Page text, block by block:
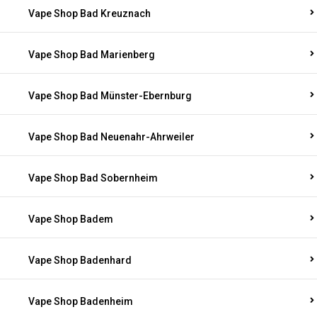
Vape Shop Bad Kreuznach
Vape Shop Bad Marienberg
Vape Shop Bad Münster-Ebernburg
Vape Shop Bad Neuenahr-Ahrweiler
Vape Shop Bad Sobernheim
Vape Shop Badem
Vape Shop Badenhard
Vape Shop Badenheim